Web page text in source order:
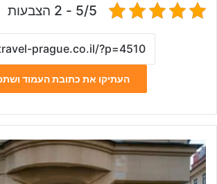
5/5 - 2 הצבעות
העתיקו את כתובת העמוד
ז
א
ר